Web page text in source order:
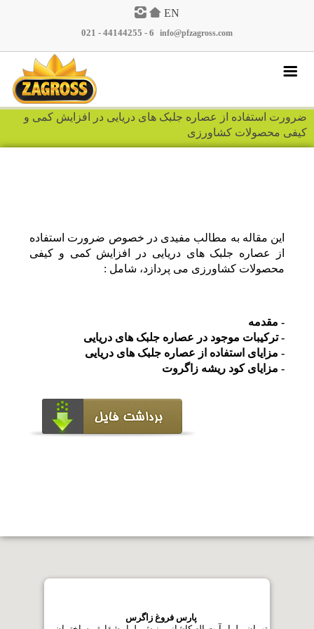
EN
021 - 44144255 - 6 info@pfzagross.com
پرسش و پاسخ
نمایندگان
محصولات
تماس با ما
ضرورت استفاده از عصاره جلبک های دریایی در افزایش کمی و
کیفی محصولات کشاورزی
این مقاله به مطالب مفیدی در خصوص ضرورت استفاده
از عصاره جلبک های دریایی در افزایش کمی و کیفی
محصولات کشاورزی می پردازد، شامل :
- مقدمه
- ترکیبات موجود در عصاره جلبک های دریایی
- مزایای استفاده از عصاره جلبک های دریایی
- مزایای کود ریشه زاگروت